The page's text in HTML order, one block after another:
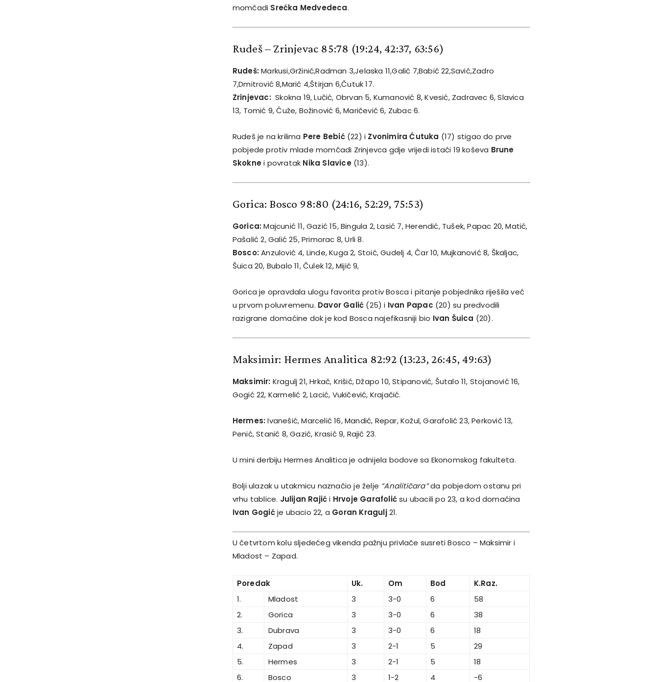
momčadi Srećka Medvedeca.
Rudeš – Zrinjevac 85:78 (19:24, 42:37, 63:56)
Rudeš:Markusi,Gržinić,Radman 3,Jelaska 11,Galić 7,Babić 22,Savić,Zadro
7,Dmitrović 8,Marić 4,Štirjan 6,Čutuk 17.
Zrinjevac:Skokna 19, Lučić, Obrvan 5, Kumanović 8, Kvesić, Zadravec 6, Slavica
13, Tomić 9, Ćuže, Božinović 6, Maričević 6, Zubac 6.
Rudeš je na krilima Pere Bebić(22) i Zvonimira Ćutuka (17) stigao do prve
pobjede protiv mlade momčadi Zrinjevca gdje vrijedi istaći 19 koševa Brune
Skoknei povratak Nika Slavice(13).
Gorica: Bosco 98:80 (24:16, 52:29, 75:53)
Gorica:Majcunić 11, Gazić 15, Bingula 2, Lasić 7, Herendić, Tušek, Papac 20, Matić,
Pašalić 2, Galić 25, Primorac 8, Urli 8.
Bosco:Anzulović 4, Linde, Kuga 2, Stoić, Gudelj 4, Čar 10, Mujkanović 8, Škaljac,
Šuica 20, Bubalo 11, Čulek 12, Mijić 9,
Gorica je opravdala ulogu favorita protiv Bosca i pitanje pobjednika riješila već
u prvom poluvremenu. Davor Galić (25) i Ivan Papac (20) su predvodili
razigrane domaćine dok je kod Bosca najefikasniji bio Ivan Šuica (20).
Maksimir: Hermes Analitica 82:92 (13:23, 26:45, 49:63)
Maksimir: Kragulj 21, Hrkač, Krišić, Džapo 10, Stipanović, Šutalo 11, Stojanović 16,
Gogić 22, Karmelić 2, Lacić, Vukičević, Krajačić.
Hermes:Ivanešić, Marcelić 16, Mandić, Repar, Kožul, Garafolić 23, Perković 13,
Penić, Stanić 8, Gazić, Krasić 9, Rajić 23.
U mini derbiju Hermes Analitica je odnijela bodove sa Ekonomskog fakulteta.
Bolji ulazak u utakmicu naznačio je želje ”Analitičara”da pobjedom ostanu pri
vrhu tablice. Julijan Rajići Hrvoje Garafolićsu ubacili po 23, a kod domaćina
Ivan Gogićje ubacio 22, a Goran Kragulj21.
U četvrtom kolu sljedećeg vikenda pažnju privlače susreti Bosco – Maksimir i
Mladost – Zapad.
Poredak Uk. Om Bod
K.Raz.
1.
Mladost 3 3-0 6
58
2.
Gorica 3 3-0 6
38
3.
Dubrava 3 3-0 6
18
4.
Zapad 3 2-1 5
29
5.
Hermes 3 2-1 5
18
6.
Bosco 3 1-2 4 -6